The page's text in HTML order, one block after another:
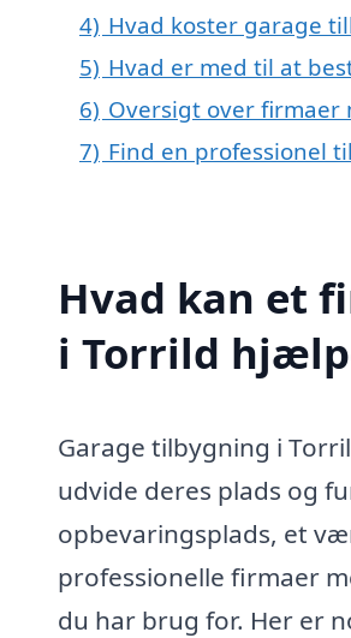
4) Hvad koster garage
5) Hvad er med til at
6) Oversigt over firmaer
7) Find en professionel
Hvad kan et
i Torrild
Garage tilbygning i
udvide deres plads og
opbevaringsplads, et
professionelle firmaer
du har brug for. Her er